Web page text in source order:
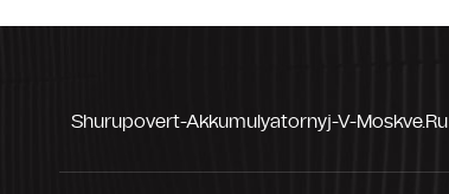
Shurupovert-Akkumulyatornyj-V-Moskve.ru